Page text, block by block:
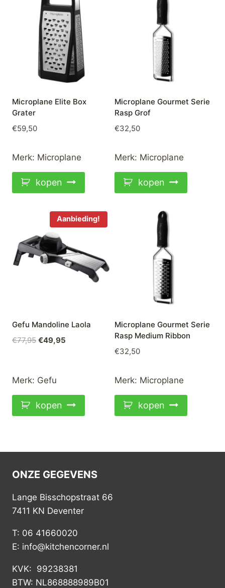
Microplane Elite Box
Grater
€59,50
Merk: Microplane
kopen
Microplane Gourmet Serie
Rasp Grof
€32,50
Merk: Microplane
kopen
Aanbieding!
Gefu Mandoline Laola
€77,95 Oorspronkelijke
€77,95.
€49,95
Merk: Gefu
kopen
Microplane Gourmet Serie
Rasp Medium Ribbon
€32,50
Merk: Microplane
kopen
ONZE GEGEVENS
Lange Bisschopstraat 66
7411 KN Deventer
T: 06 41660020
E: info@kitchencorner.nl
KVK: 99238381
BTW: NL868888989B01